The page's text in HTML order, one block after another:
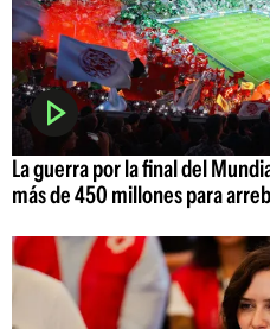
La guerra por la final del
más de 450 millones para